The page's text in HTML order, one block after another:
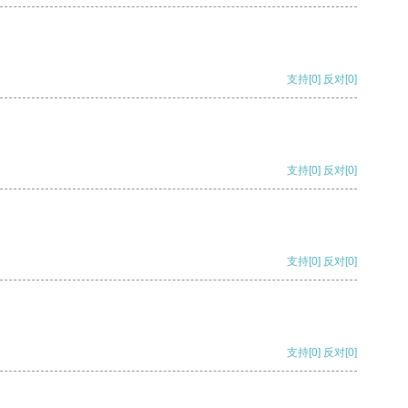
支持[0] 反对[0]
支持[0] 反对[0]
支持[0] 反对[0]
支持[0] 反对[0]